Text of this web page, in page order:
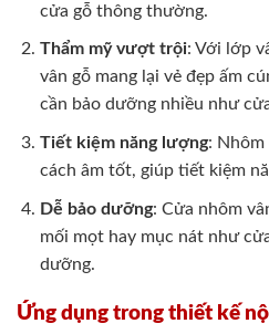
cửa gỗ thông thường.
Thẩm mỹ vượt trội: Với lớp
vân gỗ mang lại vẻ đẹp ấm
cần bảo dưỡng nhiều như
Tiết kiệm năng lượng: Nhôm
cách âm tốt, giúp tiết kiệm
Dễ bảo dưỡng: Cửa nhôm
mối mọt hay mục nát như
dưỡng.
Ứng dụng trong thiết kế